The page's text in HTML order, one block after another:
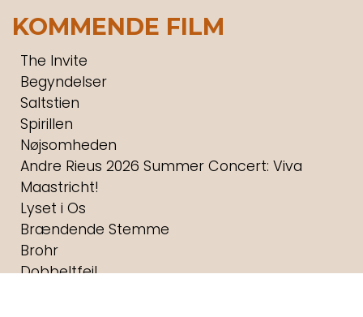
KOMMENDE FILM
The Invite
Begyndelser
Saltstien
Spirillen
Nøjsomheden
Andre Rieus 2026 Summer Concert: Viva
Maastricht!
Lyset i Os
Brændende Stemme
Brohr
Dobbeltfejl